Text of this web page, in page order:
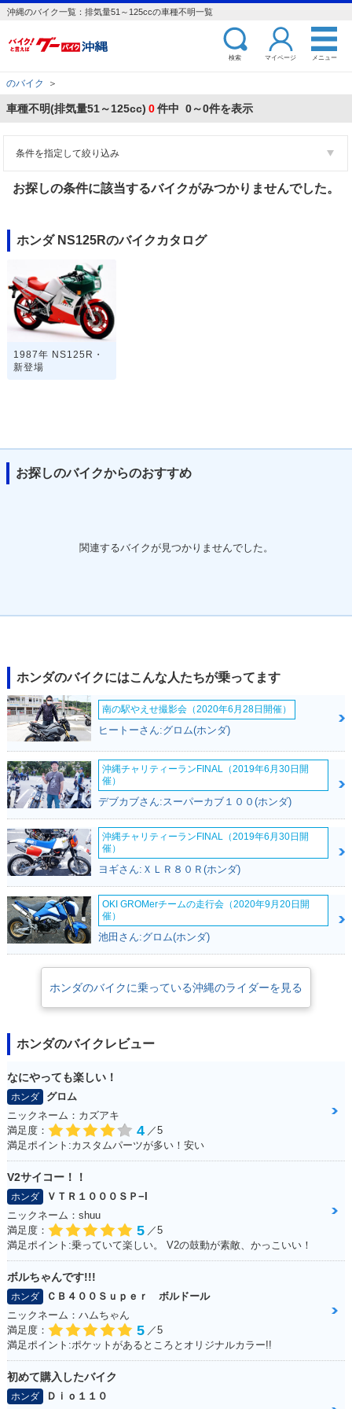
沖縄のバイク一覧：排気量51～125ccの車種不明一覧
検索 マイページ メニュー
のバイク ＞
車種不明(排気量51～125cc) 0件中 0～0件を表示
条件を指定して絞り込み
お探しの条件に該当するバイクがみつかりませんでした。
ホンダ NS125Rのバイクカタログ
1987年 NS125R・
新登場
お探しのバイクからのおすすめ
関連するバイクが見つかりませんでした。
ホンダのバイクにはこんな人たちが乗ってます
南の駅やえせ撮影会（2020年6月28日開催）
ヒートーさん:グロム(ホンダ)
沖縄チャリティーランFINAL（2019年6月30日開
催）
デブカブさん:スーパーカブ１００(ホンダ)
沖縄チャリティーランFINAL（2019年6月30日開
催）
ヨギさん:ＸＬＲ８０Ｒ(ホンダ)
OKI GROMerチームの走行会（2020年9月20日開
催）
池田さん:グロム(ホンダ)
ホンダのバイクに乗っている沖縄のライダーを見る
ホンダのバイクレビュー
なにやっても楽しい！
ホンダ
グロム
ニックネーム：カズアキ
満足度：
4 ／5
満足ポイント:カスタムパーツが多い！安い
V2サイコー！！
ホンダ
ＶＴＲ１０００ＳＰ−I
ニックネーム：shuu
満足度：
5 ／5
満足ポイント:乗っていて楽しい。 V2の鼓動が素敵、かっこいい！
ボルちゃんです!!!
ホンダ
ＣＢ４００Ｓｕｐｅｒ ボルドール
ニックネーム：ハムちゃん
満足度：
5 ／5
満足ポイント:ポケットがあるところとオリジナルカラー!!
初めて購入したバイク
ホンダ Ｄｉｏ１１０